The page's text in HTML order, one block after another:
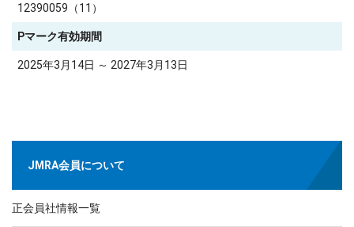
12390059（11）
Pマーク有効期間
2025年3月14日 ～ 2027年3月13日
JMRA会員について
正会員社情報一覧